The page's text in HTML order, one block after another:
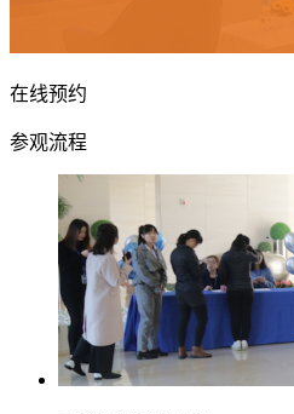
在线预约
参观流程